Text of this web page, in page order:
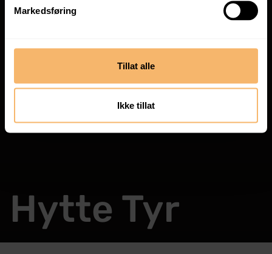
Markedsføring
Tillat alle
Ikke tillat
Hytte Tyr